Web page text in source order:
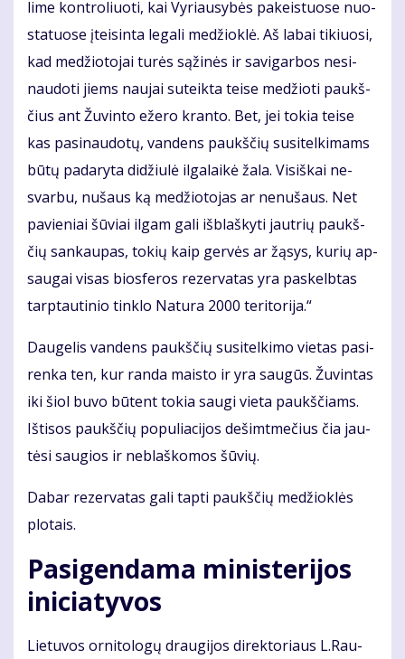
li­me kon­tro­liuo­ti, kai Vy­riau­sy­bės pa­keis­tuo­se nuo­
sta­tuo­se įtei­sin­ta le­ga­li me­džiok­lė. Aš la­bai ti­kiuo­si,
kad me­džio­to­jai tu­rės są­ži­nės ir sa­vi­gar­bos ne­si­
nau­do­ti jiems nau­jai su­teik­ta tei­se me­džio­ti paukš­
čius ant Žu­vin­to eže­ro kran­to. Bet, jei to­kia tei­se
kas pa­si­nau­do­tų, van­dens paukš­čių su­si­tel­ki­mams
bū­tų pa­da­ry­ta di­džiu­lė il­ga­lai­kė ža­la. Vi­siš­kai ne­
svar­bu, nu­šaus ką me­džio­to­jas ar ne­nu­šaus. Net
pa­vie­niai šū­viai il­gam ga­li iš­blaš­ky­ti jaut­rių paukš­
čių san­kau­pas, to­kių kaip ger­vės ar žą­sys, ku­rių ap­
sau­gai vi­sas bios­fe­ros re­zer­va­tas yra pa­skelb­tas
tarp­tau­ti­nio tin­klo Na­tu­ra 2000 te­ri­to­ri­ja.“
Dau­ge­lis van­dens paukš­čių su­si­tel­ki­mo vie­tas pa­si­
ren­ka ten, kur ran­da mais­to ir yra sau­gūs. Žu­vin­tas
iki šiol bu­vo bū­tent to­kia sau­gi vie­ta paukš­čiams.
Iš­ti­sos paukš­čių po­pu­lia­ci­jos de­šimt­me­čius čia jau­
tė­si sau­gios ir ne­blaš­ko­mos šū­vių.
Da­bar re­zer­va­tas ga­li tap­ti paukš­čių me­džiok­lės
plo­tais.
Pa­si­gen­da­ma mi­nis­te­ri­jos
ini­cia­ty­vos
Lie­tu­vos or­ni­to­lo­gų drau­gi­jos di­rek­to­riaus L.Rau­